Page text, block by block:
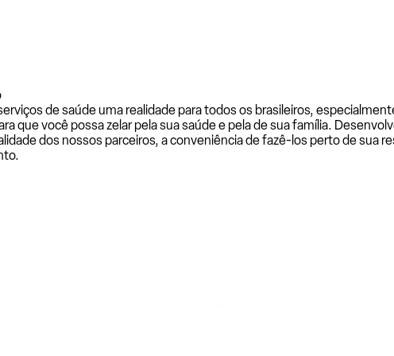
de saúde uma realidade para todos os brasileiros,
que você possa zelar pela sua saúde e pela de sua família.
dos nossos parceiros, a conveniência de fazê-los perto de sua